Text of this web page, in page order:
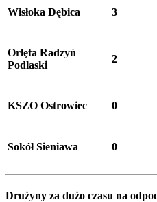
Wisłoka Dębica 3
Orlęta Radzyń
Podlaski
2
KSZO Ostrowiec 0
Sokół Sieniawa 0
Drużyny za dużo czasu na